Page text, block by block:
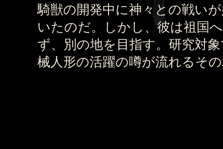
騎獣の開発中に神々との戦い
いたのだ。しかし、彼は祖国
ず、別の地を目指す。研究対
械人形の活躍の噂が流れるそ